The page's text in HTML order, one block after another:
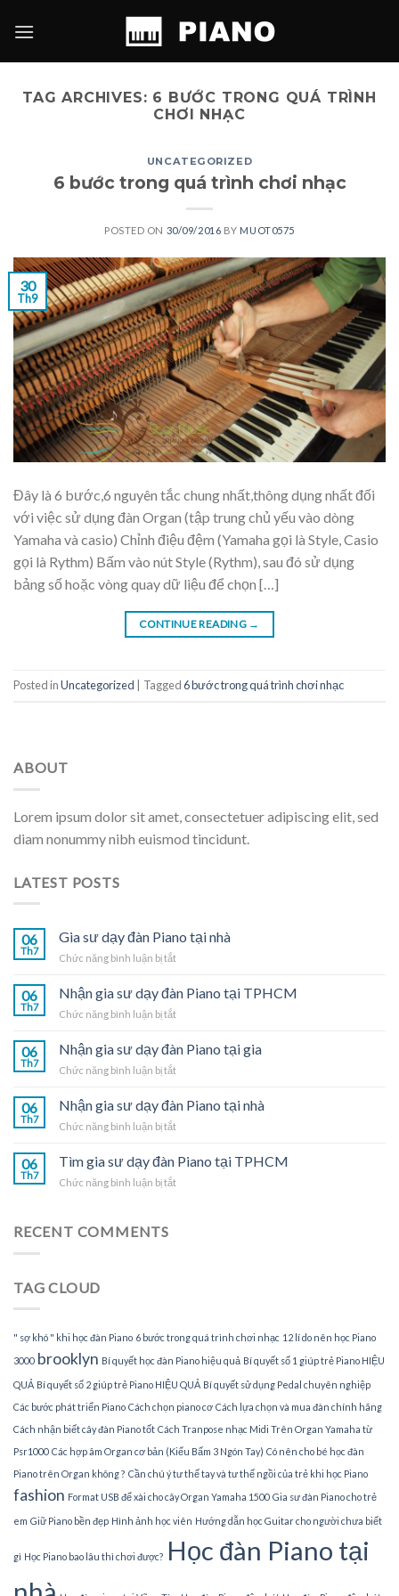
TAG ARCHIVES: 6 BƯỚC TRONG QUÁ TRÌNH
CHƠI NHẠC
UNCATEGORIZED
6 bước trong quá trình chơi nhạc
POSTED ON 30/09/2016 BY MUOT0575
30
Th9
Đây là 6 bước,6 nguyên tắc chung nhất,thông dụng nhất đối
với việc sử dụng đàn Organ (tập trung chủ yếu vào dòng
Yamaha và casio) Chỉnh điệu đệm (Yamaha gọi là Style, Casio
gọi là Rythm) Bấm vào nút Style (Rythm), sau đó sử dụng
bảng số hoặc vòng quay dữ liệu để chọn […]
CONTINUE READING →
Posted inUncategorized Tagged6 bước trong quá trình chơi nhạc
ABOUT
Lorem ipsum dolor sit amet, consectetuer adipiscing elit, sed
diam nonummy nibh euismod tincidunt.
LATEST POSTS
06
Th7
Gia sư dạy đàn Piano tại nhà
Chức năng bình luận bị tắtở
đàn
tại
06
Th7
Nhận gia sư dạy đàn Piano tại TPHCM
Chức năng bình luận bị tắtở
gia
dạy
Piano
06
Th7
Nhận gia sư dạy đàn Piano tại gia
Chức năng bình luận bị tắtở
gia
dạy
Piano
06
Th7
Nhận gia sư dạy đàn Piano tại nhà
Chức năng bình luận bị tắtở
gia
dạy
06
Th7
Tìm gia sư dạy đàn Piano tại TPHCM
Chức năng bình luận bị tắtở
RECENT COMMENTS
TAG CLOUD
" sợ khó " khi học đàn Piano 6 bước trong quá trình chơi nhạc 12 lí do nên học Piano
3000 brooklyn Bí quyết học đàn Piano hiệu quả Bí quyết số 1 giúp trẻ Piano HIỆU
QUẢ Bí quyết số 2 giúp trẻ Piano HIỆU QUẢ Bí quyết sử dụng Pedal chuyên nghiệp
Các bước phát triển Piano Cách chọn piano cơ Cách lựa chọn và mua đàn chính hãng
Cách nhận biết cây đàn Piano tốt Cách Tranpose nhạc Midi Trên Organ Yamaha từ
Psr1000 Các hợp âm Organ cơ bản (Kiểu Bấm 3 Ngón Tay) Có nên cho bé học đàn
Piano trên Organ không ? Cần chú ý tư thế tay và tư thế ngồi của trẻ khi học Piano
fashion Format USB để xài cho cây Organ Yamaha 1500 Gia sư đàn Piano cho trẻ
em Giữ Piano bền đẹp Hình ảnh học viên Hướng dẫn học Guitar cho người chưa biết
gì Học Piano bao lâu thì chơi được? Học đàn Piano tại